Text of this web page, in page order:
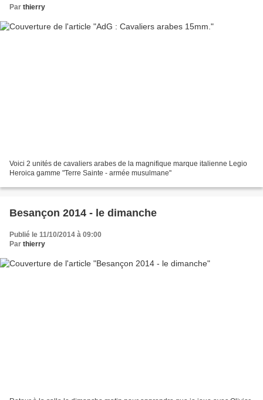
Par thierry
Voici 2 unités de cavaliers arabes de la magnifique marque italienne Legio
Heroica gamme "Terre Sainte - armée musulmane"
Besançon 2014 - le dimanche
Publié le 11/10/2014 à 09:00
Par thierry